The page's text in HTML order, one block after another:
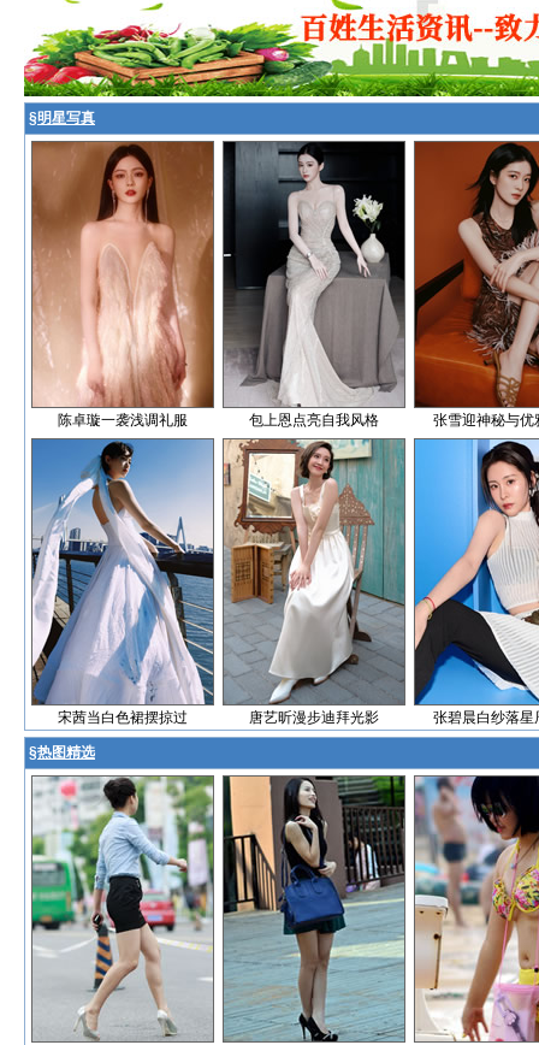
§明星写真
陈卓璇一袭浅调礼服 包上恩点亮自我风格 张雪迎神秘与优
宋茜当白色裙摆掠过 唐艺昕漫步迪拜光影 张碧晨白纱落星
§热图精选